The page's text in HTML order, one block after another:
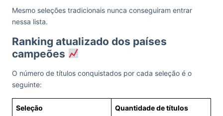
Mesmo seleções tradicionais nunca conseguiram entrar
nessa lista.
Ranking atualizado dos países
campeões
O número de títulos conquistados por cada seleção é o
seguinte:
Seleção Quantidade de títulos